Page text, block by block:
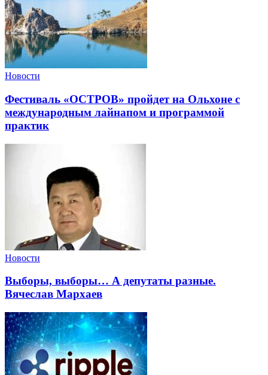
Новости
Фестиваль «ОСТРОВ» пройдет на Ольхоне с
международным лайнапом и программой
практик
Новости
Выборы, выборы… А депутаты разные.
Вячеслав Мархаев